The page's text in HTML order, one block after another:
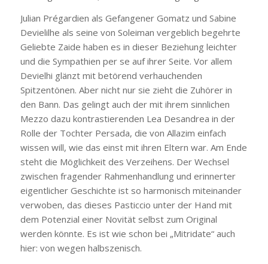
Julian Prégardien als Gefangener Gomatz und Sabine
Devielilhe als seine von Soleiman vergeblich begehrte
Geliebte Zaide haben es in dieser Beziehung leichter
und die Sympathien per se auf ihrer Seite. Vor allem
Devielhi glänzt mit betörend verhauchenden
Spitzentönen. Aber nicht nur sie zieht die Zuhörer in
den Bann. Das gelingt auch der mit ihrem sinnlichen
Mezzo dazu kontrastierenden Lea Desandrea in der
Rolle der Tochter Persada, die von Allazim einfach
wissen will, wie das einst mit ihren Eltern war. Am Ende
steht die Möglichkeit des Verzeihens. Der Wechsel
zwischen fragender Rahmenhandlung und erinnerter
eigentlicher Geschichte ist so harmonisch miteinander
verwoben, das dieses Pasticcio unter der Hand mit
dem Potenzial einer Novität selbst zum Original
werden könnte. Es ist wie schon bei „Mitridate“ auch
hier: von wegen halbszenisch.